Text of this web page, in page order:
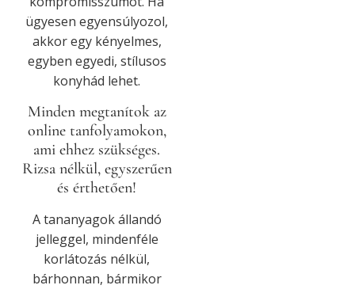
ügyesen egyensúlyozol,
akkor egy kényelmes,
egyben egyedi, stílusos
konyhád lehet.
Minden megtanítok az
online tanfolyamokon,
ami ehhez szükséges.
Rizsa nélkül, egyszerűen
és érthetően!
A tananyagok állandó
jelleggel, mindenféle
korlátozás nélkül,
bárhonnan, bármikor